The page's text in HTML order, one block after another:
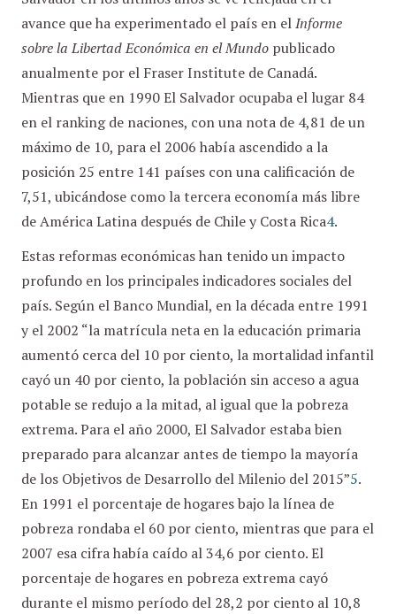
avance que ha experimentado el país en elInforme
sobre la Libertad Económica en el Mundo publicado
anualmente por el Fraser Institute de Canadá.
Mientras que en 1990 El Salvador ocupaba el lugar 84
en el ranking de naciones, con una nota de 4,81 de un
máximo de 10, para el 2006 había ascendido a la
posición 25 entre 141 países con una calificación de
7,51, ubicándose como la tercera economía más libre
de América Latina después de Chile y Costa Rica4.
Estas reformas económicas han tenido un impacto
profundo en los principales indicadores sociales del
país. Según el Banco Mundial, en la década entre 1991
y el 2002 “la matrícula neta en la educación primaria
aumentó cerca del 10 por ciento, la mortalidad infantil
cayó un 40 por ciento, la población sin acceso a agua
potable se redujo a la mitad, al igual que la pobreza
extrema. Para el año 2000, El Salvador estaba bien
preparado para alcanzar antes de tiempo la mayoría
de los Objetivos de Desarrollo del Milenio del 2015”5.
En 1991 el porcentaje de hogares bajo la línea de
pobreza rondaba el 60 por ciento, mientras que para el
2007 esa cifra había caído al 34,6 por ciento. El
porcentaje de hogares en pobreza extrema cayó
durante el mismo período del 28,2 por ciento al 10,8